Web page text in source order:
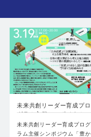
未来共創リーダー育成プロ
グラム主催シンポジウム
「…
未来共創リーダー育成プログ
ラム主催シンポジウム「豊か